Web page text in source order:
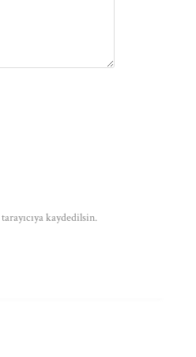
kaydedilsin.